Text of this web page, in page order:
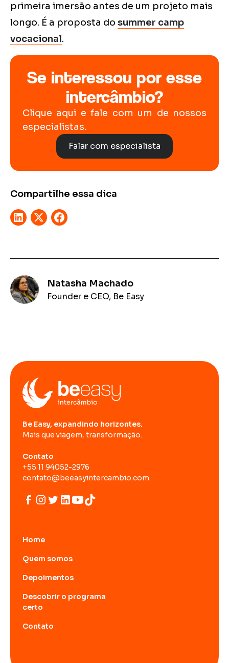
primeira imersão antes de um projeto mais
longo. É a proposta do summer camp
vocacional.
Se interessou por esse
intercâmbio?
Clique aqui e fale com um de nossos
especialistas.
Falar com especialista
Compartilhe essa dica
Natasha Machado
Founder e CEO, Be Easy
Be Easy, expandindo horizontes.
Mais que viagem, transformação.
Contato
+55 11 94052-2976
contato@beeasyintercambio.com
Home
Quem somos
Depoimentos
Descobrir o programa
certo
Contato